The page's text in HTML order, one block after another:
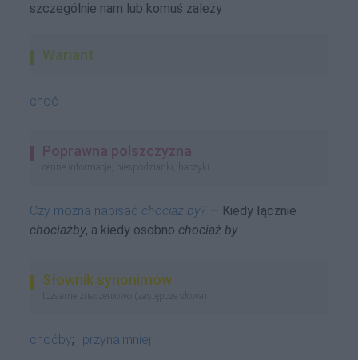
szczególnie nam lub komuś zależy
Wariant
choć
Poprawna polszczyzna
cenne informacje, niespodzianki, haczyki
Czy można napisać chociaż by? — Kiedy łącznie
chociażby, a kiedy osobno chociaż by
Słownik synonimów
tożsame znaczeniowo (zastępcze słowa)
choćby; przynajmniej